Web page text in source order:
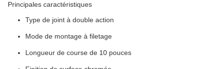
Principales caractéristiques
Type de joint à double action
Mode de montage à filetage
Longueur de course de 10 pouces